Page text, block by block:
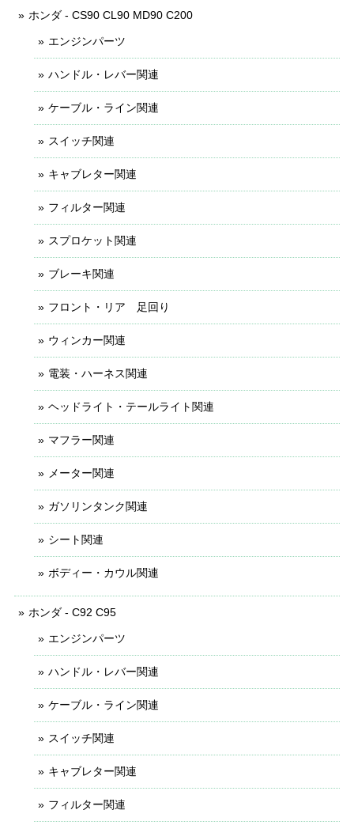
ホンダ - CS90 CL90 MD90 C200
エンジンパーツ
ハンドル・レバー関連
ケーブル・ライン関連
スイッチ関連
キャブレター関連
フィルター関連
スプロケット関連
ブレーキ関連
フロント・リア 足回り
ウィンカー関連
電装・ハーネス関連
ヘッドライト・テールライト関連
マフラー関連
メーター関連
ガソリンタンク関連
シート関連
ボディー・カウル関連
ホンダ - C92 C95
エンジンパーツ
ハンドル・レバー関連
ケーブル・ライン関連
スイッチ関連
キャブレター関連
フィルター関連